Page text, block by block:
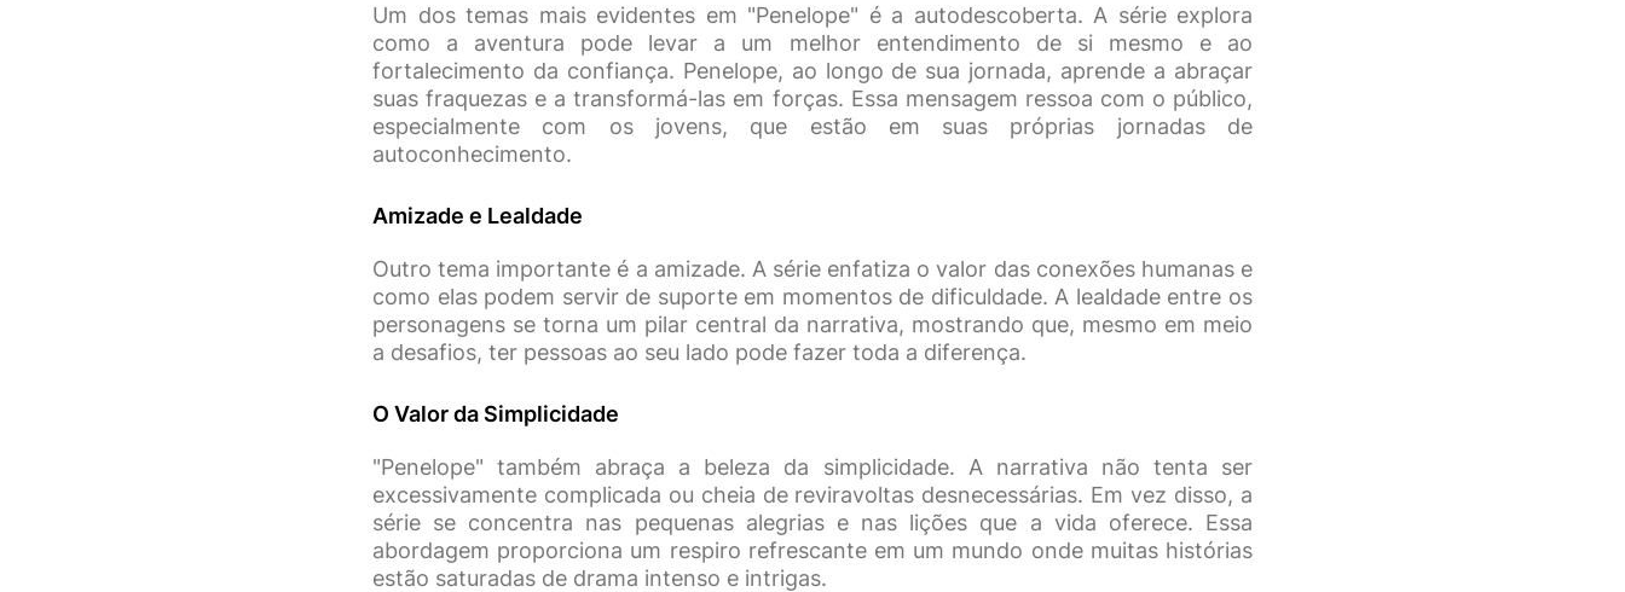
Um dos temas mais evidentes em "Penelope" é a autodescoberta. A série explora
como a aventura pode levar a um melhor entendimento de si mesmo e ao
fortalecimento da confiança. Penelope, ao longo de sua jornada, aprende a abraçar
suas fraquezas e a transformá-las em forças. Essa mensagem ressoa com o público,
especialmente com os jovens, que estão em suas próprias jornadas de
autoconhecimento.
Amizade e Lealdade
Outro tema importante é a amizade. A série enfatiza o valor das conexões humanas e
como elas podem servir de suporte em momentos de dificuldade. A lealdade entre os
personagens se torna um pilar central da narrativa, mostrando que, mesmo em meio
a desafios, ter pessoas ao seu lado pode fazer toda a diferença.
O Valor da Simplicidade
"Penelope" também abraça a beleza da simplicidade. A narrativa não tenta ser
excessivamente complicada ou cheia de reviravoltas desnecessárias. Em vez disso, a
série se concentra nas pequenas alegrias e nas lições que a vida oferece. Essa
abordagem proporciona um respiro refrescante em um mundo onde muitas histórias
estão saturadas de drama intenso e intrigas.